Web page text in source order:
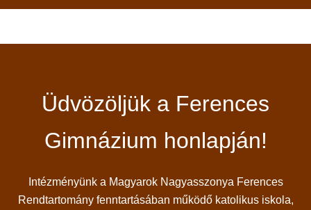
Üdvözöljük a Ferences
Gimnázium honlapján!
Intézményünk a Magyarok Nagyasszonya Ferences
Rendtartomány fenntartásában működő katolikus iskola,